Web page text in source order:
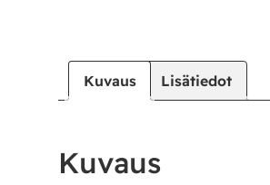
Kuvaus Lisätiedot
Kuvaus